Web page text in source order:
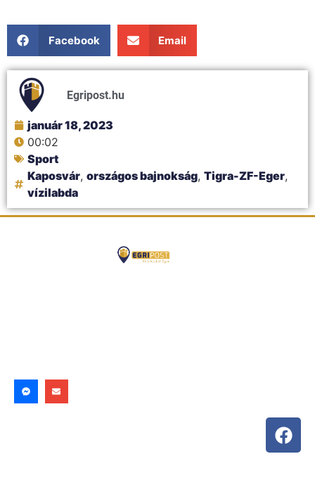
Facebook Email
Egripost.hu
január 18, 2023
00:02
Sport
Kaposvár, országos bajnokság, Tigra-ZF-Eger,
vízilabda